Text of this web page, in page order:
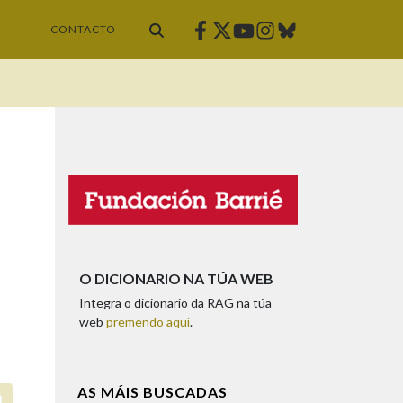
CONTACTO Facebook
Twitter
Youtube
Instagram
Bluesky
O DICIONARIO NA TÚA WEB
Integra o dicionario da RAG na túa
web premendo aquí.
AS MÁIS BUSCADAS